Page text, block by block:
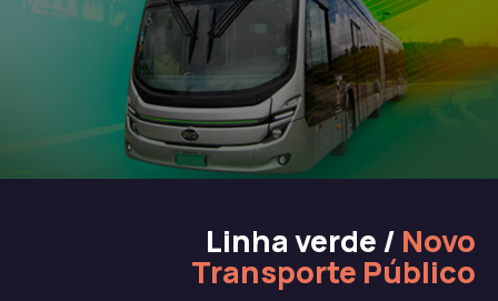
Linha verde / Novo
Transporte Público